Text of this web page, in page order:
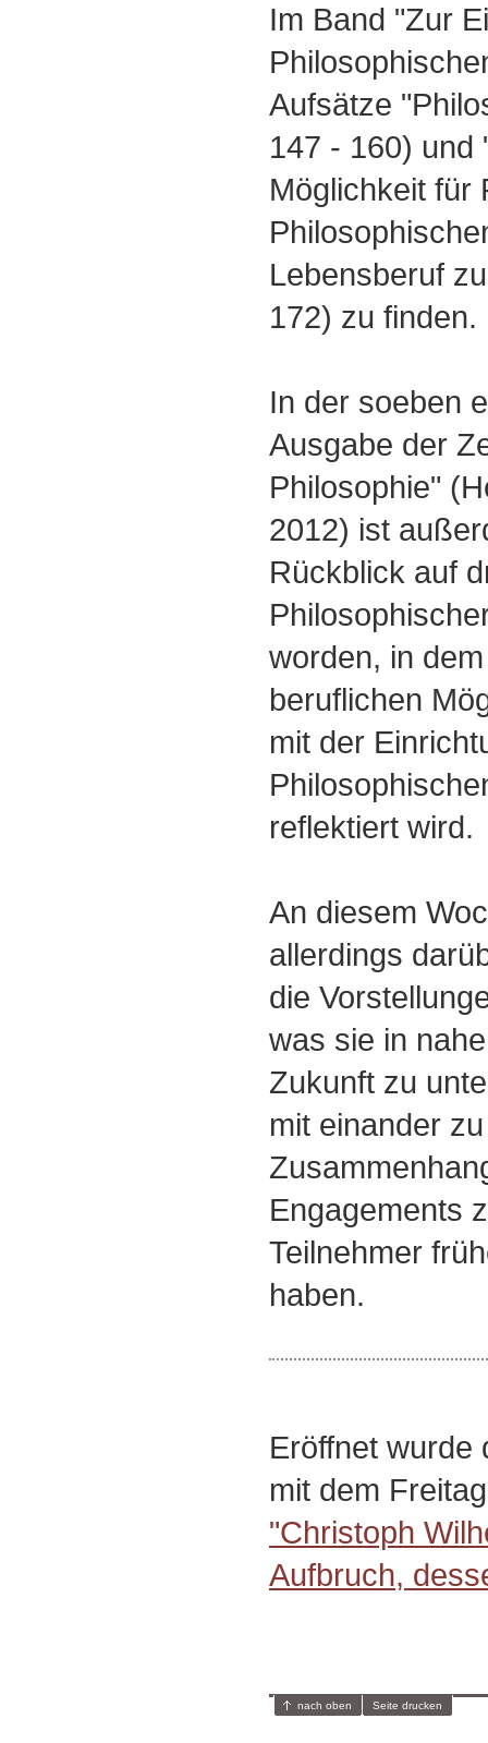
Im Band "Zur
Aufsätze
147 - 160) und
Möglichkeit für
Lebensberuf
172) zu finden.
In der soeben
Ausgabe der
Philosophie"
2012) ist
Rückblick auf
worden, in
beruflichen
mit der
reflektiert wird.
An diesem
allerdings
die
was sie in
Zukunft zu
mit einander
Engagements
Teilnehmer
haben.
Eröffnet wurde
mit dem
"Christoph
Aufbruch,
nach oben Seite drucken